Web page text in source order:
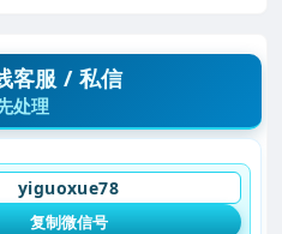
客服 / 私信
处理
yiguoxue78
复制微信号